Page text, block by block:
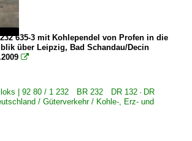
635-3 mit Kohlependel von Profen in die
über Leipzig, Bad Schandau/Decin

| 92 80 / 1 232 BR 232 DR 132 · DR
/ Güterverkehr / Kohle-, Erz- und